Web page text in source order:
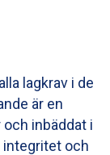
lagkrav i de
är en
inbäddat i
integritet och